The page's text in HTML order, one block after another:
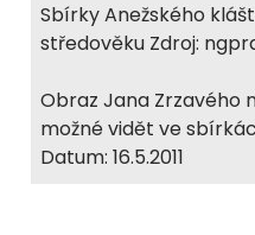
Sbírky Anežského
středověku Zdroj:
Obraz Jana Zrzavého
možné vidět ve
Datum: 16.5.2011